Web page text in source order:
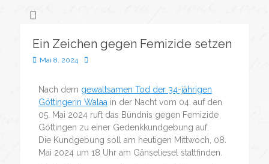
Göttingen
Wohnanlagen
Ein Zeichen gegen Femizide setzen
Mai 8, 2024
Nach dem gewaltsamen Tod der 34-jährigen
Göttingerin Walaa in der Nacht vom 04. auf den
05. Mai 2024 ruft das Bündnis gegen Femizide
Göttingen zu einer Gedenkkundgebung auf.
Die Kundgebung soll am heutigen Mittwoch, 08.
Mai 2024 um 18 Uhr am Gänseliesel stattfinden.